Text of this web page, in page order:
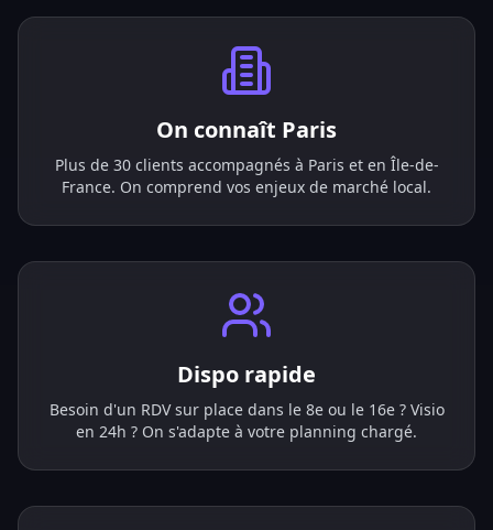
On connaît Paris
Plus de 30 clients accompagnés à Paris et en Île-de-
France. On comprend vos enjeux de marché local.
Dispo rapide
Besoin d'un RDV sur place dans le 8e ou le 16e ? Visio
en 24h ? On s'adapte à votre planning chargé.